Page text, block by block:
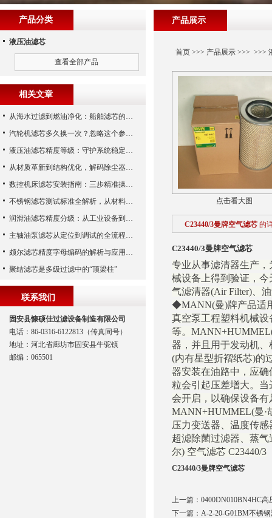
产品展示
首页>>> 产品展示>>> >>>
点击看大图
C23440/3曼牌空气滤芯 的
C23440/3曼牌空气滤芯
专业从事滤清器生产
械设备上得到验证，
气滤清器(Air Filter)、
◆MANN(曼)牌产品适
真空泵工程塑料机械
等。
器，并且用于发动机
(内有星型折褶纸芯)的
器安装在油路中，应
粒会引起压差增大。
会开启，以确保设备
MANN+HUMMEL(曼·
压力变送器、温度传感
超滤除菌过滤器、蒸
尔) 空气滤芯 C23440/3
C23440/3曼牌空气滤芯
上一篇： 0400DN010BN4HC
下一篇： A-2-20-G01BM不锈
产品分类
液压油滤芯
查看全部产品
相关文章
从海水过滤到燃油净化：船舶滤芯的多场景应用解析
汽轮机滤芯多久换一次？忽略这个参数，机组非停损失可能上百万！
液压油滤芯精度等级：守护系统稳定与寿命的“微米标尺”
从材质革新到结构优化，解码除尘器滤芯性能跃升的核心逻辑
数控机床滤芯安装指南：三步精准操作，杜绝设备“亚健康”
不锈钢滤芯测试标准全解析，从材料性能到应用场景的严苛验证
润滑油滤芯精度分级：从工业设备到精密系统的过滤密码
主轴油泵滤芯从定位到调试的全流程解析
颇尔滤芯精度字母编码的解析与应用指南
聚结滤芯是多级过滤中的“顶梁柱”
联系我们
固安县慷硕佳过滤设备制造有限公司
电话：86-0316-6122813（传真同号）
地址：河北省廊坊市固安县牛驼镇
邮编：065501